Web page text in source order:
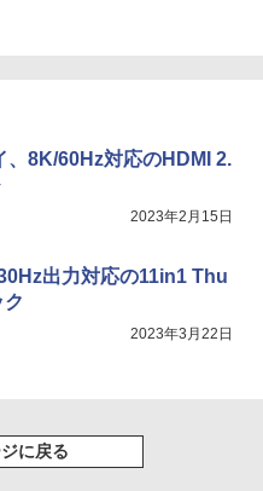
、8K/60Hz対応のHDMI 2.
2023年2月15日
出力対応の11in1 Thu
2023年3月22日
に戻る